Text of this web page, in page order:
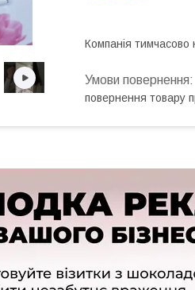
Компанія
повернення товару